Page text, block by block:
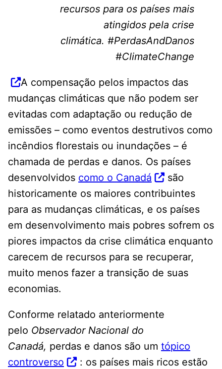
recursos para os países mais
atingidos pela crise
climática. #PerdasAndDanos
#ClimateChange
A compensação pelos impactos das
mudanças climáticas que não podem ser
evitadas com adaptação ou redução de
emissões – como eventos destrutivos como
incêndios florestais ou inundações – é
chamada de perdas e danos. Os países
desenvolvidos como o Canadá
são
historicamente os maiores contribuintes
para as mudanças climáticas, e os países
em desenvolvimento mais pobres sofrem os
piores impactos da crise climática enquanto
carecem de recursos para se recuperar,
muito menos fazer a transição de suas
economias.
Conforme relatado anteriormente
pelo Observador Nacional do
Canadá, perdas e danos são um tópico
controverso
: os países mais ricos estão